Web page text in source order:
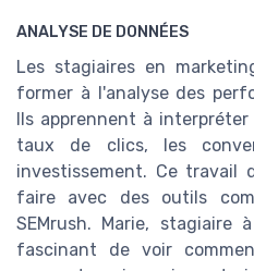
ANALYSE DE DONNÉES
Les stagiaires en
former à l'analyse des
Ils apprennent à
taux de clics, les
investissement. Ce travail
faire avec des outils
SEMrush. Marie, stagiaire
fascinant de voir